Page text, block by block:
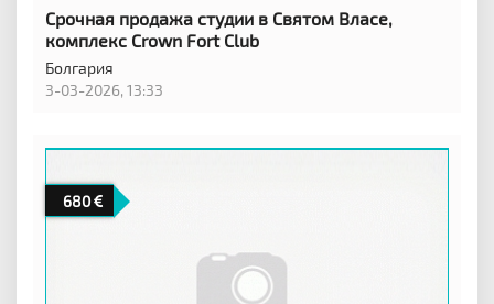
Срочная продажа студии в Святом Власе,
комплекс Crown Fort Club
Болгария
3-03-2026, 13:33
680